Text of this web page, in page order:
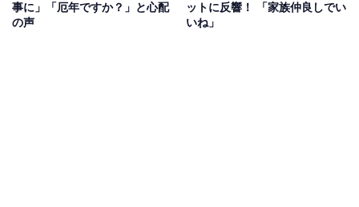
事に」「厄年ですか？」と心配
の声
ットに反響！ 「家族仲良しでい
いね」